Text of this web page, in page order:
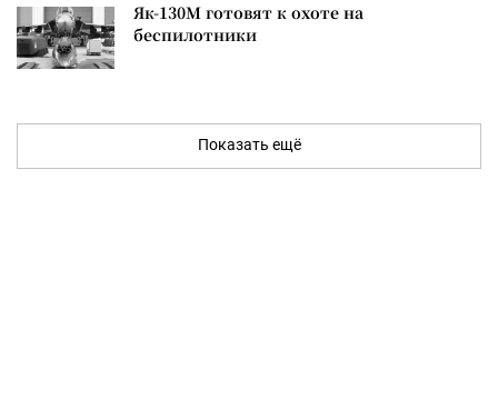
Як-130М готовят к охоте на
беспилотники
Показать ещё